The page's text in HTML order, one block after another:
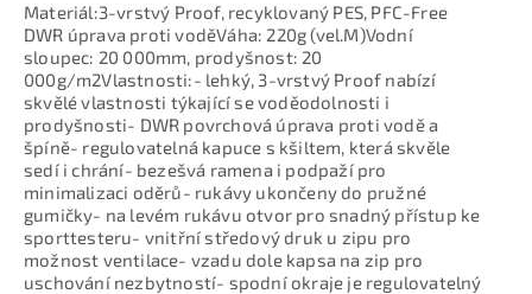
Materiál:3-vrstvý Proof, recyklovaný PES, PFC-Free
DWR úprava proti voděVáha: 220g (vel.M)Vodní
sloupec: 20 000mm, prodyšnost: 20
000g/m2Vlastnosti:- lehký, 3-vrstvý Proof nabízí
skvělé vlastnosti týkající se voděodolnosti i
prodyšnosti- DWR povrchová úprava proti vodě a
špíně- regulovatelná kapuce s kšiltem, která skvěle
sedí i chrání- bezešvá ramena i podpaží pro
minimalizaci oděrů- rukávy ukončeny do pružné
gumičky- na levém rukávu otvor pro snadný přístup ke
sporttesteru- vnitřní středový druk u zipu pro
možnost ventilace- vzadu dole kapsa na zip pro
uschování nezbytností- spodní okraje je regulovatelný